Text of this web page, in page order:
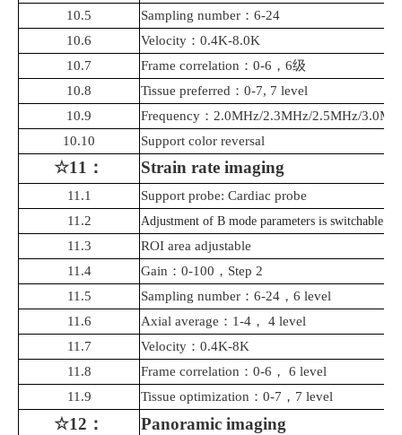
10.5
Sampling number ： 6-24
10.6
Velocity ： 0.4K-8.0K
10.7
Frame correlation ： 0-6 ， 6级
10.8
Tissue preferred ： 0-7, 7 level
10.9
Frequency ： 2.0MHz/2.3MHz/2.5MHz/
10.10
Support color reversal
☆11 ： Strain rate imaging
11.1 Support probe: Cardiac probe
11.2
Adjustment of B mode parameters is switchable
11.3
ROI area adjustable
11.4
Gain ： 0-100 ， Step 2
11.5
Sampling number ： 6-24 ， 6 level
11.6
Axial average ： 1-4 ， 4 level
11.7
Velocity ： 0.4K-8K
11.8
Frame correlation ： 0-6 ， 6 level
11.9
Tissue optimization ： 0-7 ， 7 level
☆12 ： Panoramic imaging